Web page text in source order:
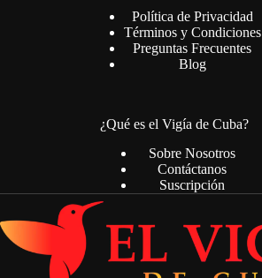
Política de Privacidad
Términos y Condiciones
Preguntas Frecuentes
Blog
¿Qué es el Vigía de Cuba?
Sobre Nosotros
Contáctanos
Suscripción